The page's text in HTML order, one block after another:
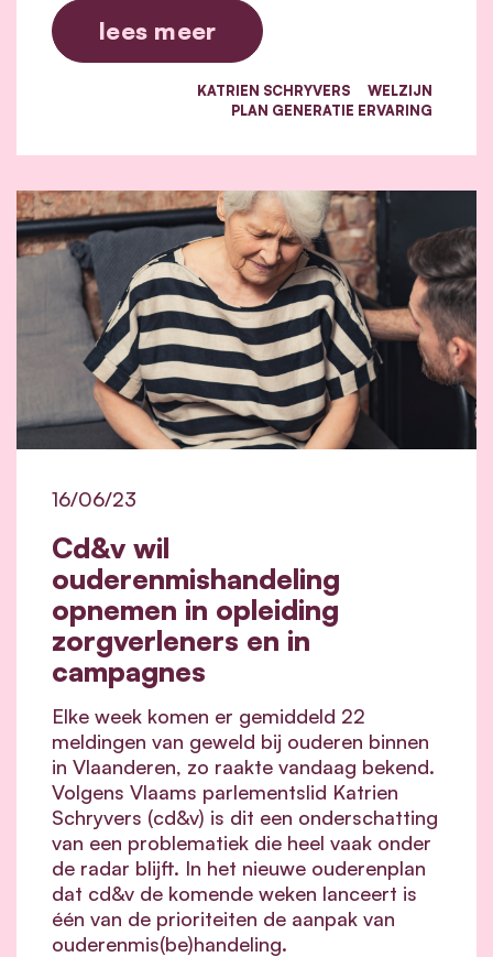
lees meer
KATRIEN SCHRYVERS
WELZIJN
PLAN GENERATIE ERVARING
Cd&v wil
ouderenmishandeling
opnemen in opleiding
zorgverleners en in
campagnes
16/06/23
Elke week komen er gemiddeld 22
meldingen van geweld bij ouderen binnen
in Vlaanderen, zo raakte vandaag bekend.
Volgens Vlaams parlementslid Katrien
Schryvers (cd&v) is dit een onderschatting
van een problematiek die heel vaak onder
de radar blijft. In het nieuwe ouderenplan
dat cd&v de komende weken lanceert is
één van de prioriteiten de aanpak van
ouderenmis(be)handeling.